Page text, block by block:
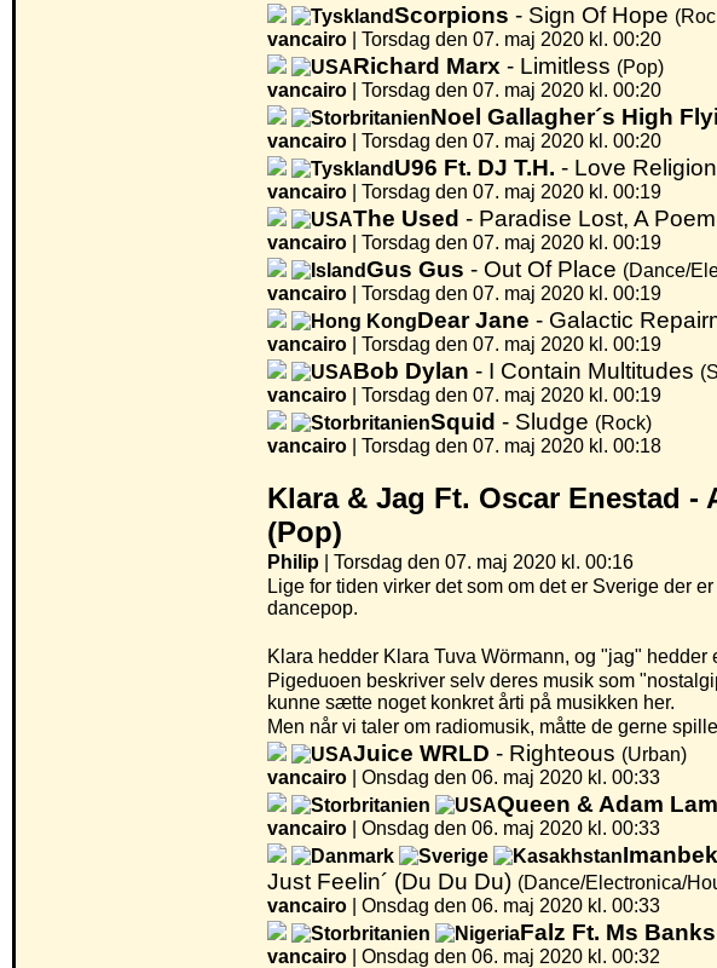
Scorpions - Sign Of Hope
vancairo
Torsdag den 07. maj 2020 kl. 00:20
Richard Marx - Limitless (Pop)
vancairo
Torsdag den 07. maj 2020 kl. 00:20
Noel Gallagher´s High
vancairo
Torsdag den 07. maj 2020 kl. 00:20
U96 Ft. DJ T.H. - Love Religion
vancairo
Torsdag den 07. maj 2020 kl. 00:19
The Used - Paradise Lost, A
vancairo
Torsdag den 07. maj 2020 kl. 00:19
Gus Gus - Out Of Place (Dance/
vancairo
Torsdag den 07. maj 2020 kl. 00:19
Dear Jane - Galactic
vancairo
Torsdag den 07. maj 2020 kl. 00:19
Bob Dylan - I Contain Multitudes
vancairo
Torsdag den 07. maj 2020 kl. 00:19
Squid - Sludge (Rock)
vancairo
Torsdag den 07. maj 2020 kl. 00:18
Klara & Jag Ft. Oscar Enestad -
(Pop)
Philip | Torsdag den 07. maj 2020 kl. 00:16
Lige for tiden virker det som om det er Sverige der
dancepop.
Klara hedder Klara Tuva Wörmann, og "jag"
Pigeduoen beskriver selv deres musik som
kunne sætte noget konkret årti på musikken her.
Men når vi taler om radiomusik, måtte de gerne
Juice WRLD - Righteous (Urban)
vancairo
Onsdag den 06. maj 2020 kl. 00:33
Queen & Adam
vancairo
Onsdag den 06. maj 2020 kl. 00:33
Just Feelin´ (Du Du Du) (Dance/Electronica/
vancairo
Onsdag den 06. maj 2020 kl. 00:33
Falz Ft. Ms Banks
vancairo
Onsdag den 06. maj 2020 kl. 00:32